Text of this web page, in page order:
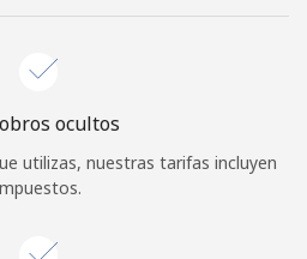
¿Olvidaste tu contraseña? →
ocultos
utilizas, nuestras tarifas incluyen